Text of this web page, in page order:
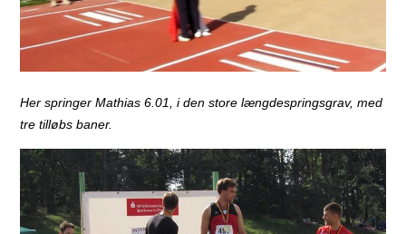
Her springer Mathias 6.01, i den store længdespringsgrav, med
tre tilløbs baner.